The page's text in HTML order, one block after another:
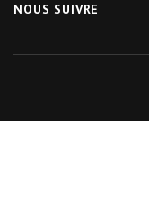
NOUS SUIVRE